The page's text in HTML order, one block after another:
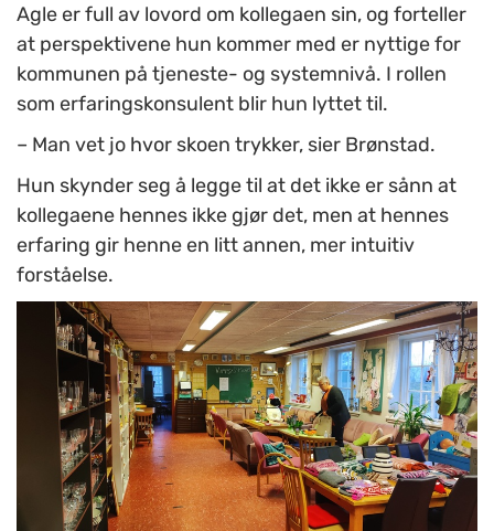
Agle er full av lovord om kollegaen sin, og forteller
at perspektivene hun kommer med er nyttige for
kommunen på tjeneste- og systemnivå. I rollen
som erfaringskonsulent blir hun lyttet til.
– Man vet jo hvor skoen trykker, sier Brønstad.
Hun skynder seg å legge til at det ikke er sånn at
kollegaene hennes ikke gjør det, men at hennes
erfaring gir henne en litt annen, mer intuitiv
forståelse.